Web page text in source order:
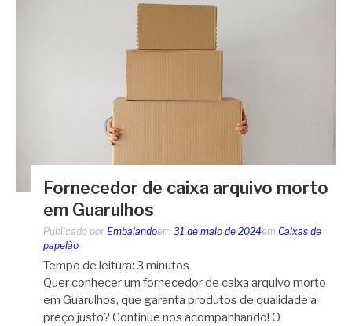
Fornecedor de caixa arquivo morto
em Guarulhos
Publicado por Embalandoem 31 de maio de 2024em Caixas de
papelão
Tempo de leitura: 3 minutos
Quer conhecer um fornecedor de caixa arquivo morto
em Guarulhos, que garanta produtos de qualidade a
preço justo? Continue nos acompanhando! O